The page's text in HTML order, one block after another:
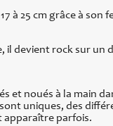
à 25 cm grâce à son
il devient rock sur un
et noués à la main
uniques, des
apparaître parfois.